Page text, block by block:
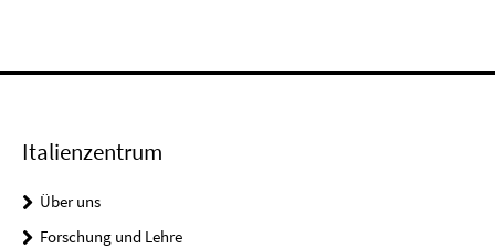
Italienzentrum
Über uns
Forschung und Lehre